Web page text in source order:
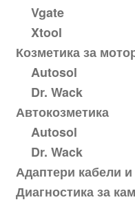
Vgate
Xtool
Козметика за
Autosol
Dr. Wack
Автокозметика
Autosol
Dr. Wack
Адаптери кабели
Диагностика за